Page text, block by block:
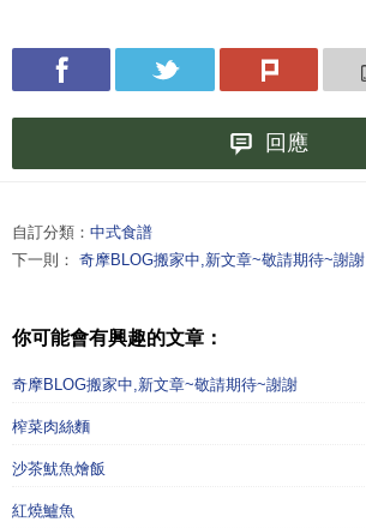
回應
自訂分類： 中式食譜
下一則： 奇摩BLOG搬家中,新文章~敬請期待~謝謝
你可能會有興趣的文章：
奇摩BLOG搬家中,新文章~敬請期待~謝謝
榨菜肉絲麵
沙茶魷魚燴飯
紅燒鱸魚